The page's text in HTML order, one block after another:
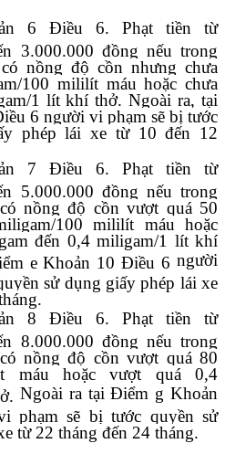
6 Điều 6. Phạt tiền từ
3.000.000 đồng nếu trong
nồng độ cồn nhưng chưa
100 mililít máu hoặc chưa
1 lít khí thở. Ngoài ra, tại
6 người vi phạm sẽ bị tước
phép lái xe từ 10 đến 12
7 Điều 6. Phạt tiền từ
5.000.000 đồng nếu trong
nồng độ cồn vượt quá 50
100 mililít máu hoặc
đến 0,4 miligam/1 lít khí
e Khoản 10 Điều 6 người
sử dụng giấy phép lái xe
8 Điều 6. Phạt tiền từ
8.000.000 đồng nếu trong
nồng độ cồn vượt quá 80
máu hoặc vượt quá 0,4
Ngoài ra tại Điểm g Khoản
phạm sẽ bị tước quyền sử
từ 22 tháng đến 24 tháng.